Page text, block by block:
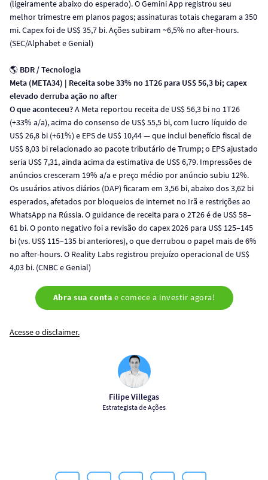
(ligeiramente abaixo do esperado). O Gemini App registrou seu
melhor trimestre em planos pagos; assinaturas totais chegaram a 350
mi. Capex foi de US$ 35,7 bi. Ações subiram ~6,5% no after-hours.
(SEC/Alphabet e Genial)
🌎 BDR / Tecnologia
Meta (META34) | Receita sobe 33% no 1T26 para US$ 56,3 bi; capex
elevado derruba ação no after
O que aconteceu?A Meta reportou receita de US$ 56,3 bi no 1T26
(+33% a/a), acima do consenso de US$ 55,5 bi, com lucro líquido de
US$ 26,8 bi (+61%) e EPS de US$ 10,44 — que inclui benefício fiscal de
US$ 8,03 bi relacionado ao pacote tributário de Trump; o EPS ajustado
seria US$ 7,31, ainda acima da estimativa de US$ 6,79. Impressões de
anúncios cresceram 19% a/a e preço médio por anúncio subiu 12%.
Os usuários ativos diários (DAP) ficaram em 3,56 bi, abaixo dos 3,62 bi
esperados, afetados por bloqueios de internet no Irã e restrições ao
WhatsApp na Rússia. O guidance de receita para o 2T26 é de US$ 58–
61 bi. O ponto negativo foi a revisão do capex 2026 para US$ 125–145
bi (vs. US$ 115–135 bi anteriores), o que derrubou o papel mais de 6%
no after-hours. O Reality Labs registrou prejuízo operacional de US$
4,03 bi. (CNBC e Genial)
Abra sua conta e comece a investir agora!
Acesse o disclaimer.
Filipe Villegas
Estrategista de Ações